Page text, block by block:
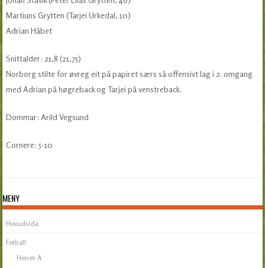
Martiuns Grytten (Tarjei Urkedal, 10)
Adrian Håbet
Snittalder: 21,8 (21,75)
Norborg stilte for øvreg eit på papiret særs så offensivt lag i 2. omgang
med Adrian på høgreback og Tarjei på venstreback.
Dommar: Arild Vegsund
Cornere: 5-10
MENY
Hovudsida
Fotball
Herrer A